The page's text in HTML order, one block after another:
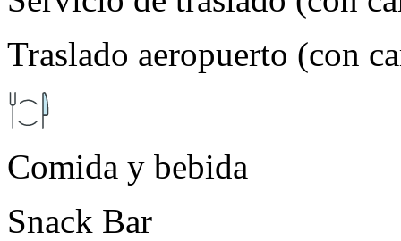
Traslado aeropuerto (con
Comida y bebida
Snack Bar